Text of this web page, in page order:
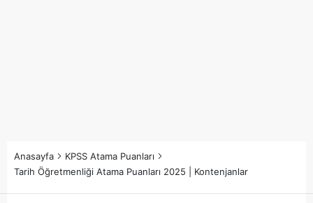
Anasayfa
KPSS Atama Puanları
Tarih Öğretmenliği Atama Puanları 2025 | Kontenjanlar